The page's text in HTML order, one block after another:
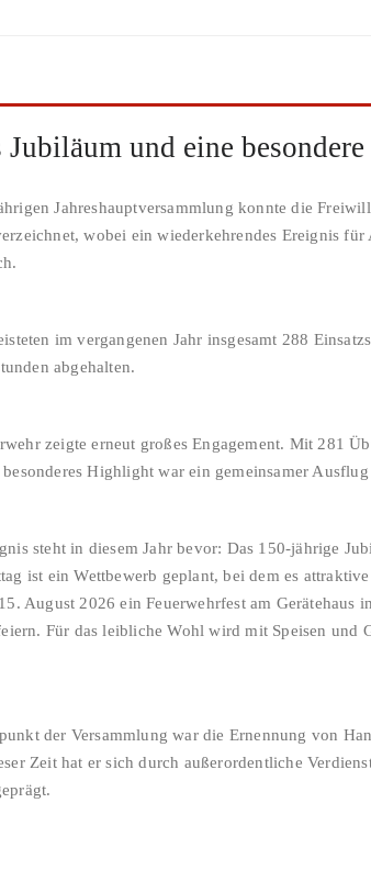
und eine
Jahreshauptversammlung konnte die
wobei ein wiederkehrendes Ereignis
im vergangenen Jahr insgesamt 288
abgehalten.
zeigte erneut großes Engagement. Mit 281
Highlight war ein gemeinsamer
steht in diesem Jahr bevor: Das 150-jährige
ist ein Wettbewerb geplant, bei dem es
August 2026 ein Feuerwehrfest am
Für das leibliche Wohl wird mit Speisen
der Versammlung war die Ernennung von
Zeit hat er sich durch außerordentliche